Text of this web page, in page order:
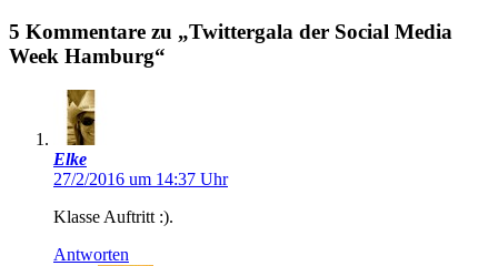
5 Kommentare zu „Twittergala der Social Media
Week Hamburg“
Elke
27/2/2016 um 14:37 Uhr
Klasse Auftritt :).
Antworten